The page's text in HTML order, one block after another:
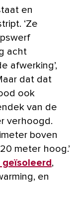
en
‘Ze
acht
afwerking’,
dat dat
ook
van de
verhoogd.
boven
meter hoog.’
geïsoleerd ,
en